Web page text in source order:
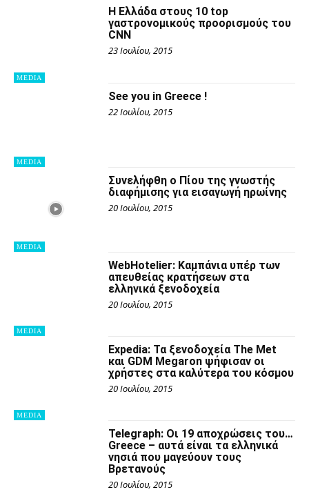
MEDIA
Η Ελλάδα στους 10 top
γαστρονομικούς προορισμούς του
CNN
23 Ιουλίου, 2015
MEDIA
See you in Greece !
22 Ιουλίου, 2015
MEDIA
Συνελήφθη ο Πίου της γνωστής
διαφήμισης για εισαγωγή ηρωίνης
20 Ιουλίου, 2015
MEDIA
WebHotelier: Καμπάνια υπέρ των
απευθείας κρατήσεων στα
ελληνικά ξενοδοχεία
20 Ιουλίου, 2015
MEDIA
Expedia: Τα ξενοδοχεία The Met
και GDM Megaron ψήφισαν οι
χρήστες στα καλύτερα του κόσμου
20 Ιουλίου, 2015
Telegraph: Οι 19 αποχρώσεις του…
Greece – αυτά είναι τα ελληνικά
νησιά που μαγεύουν τους
Βρετανούς
20 Ιουλίου, 2015